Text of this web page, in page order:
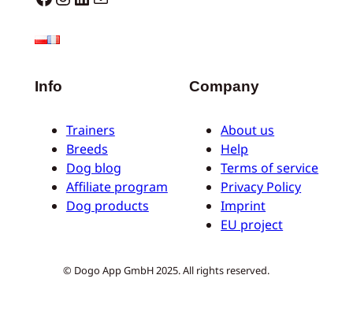
Info
Trainers
Breeds
Dog blog
Affiliate program
Dog products
Company
About us
Help
Terms of service
Privacy Policy
Imprint
EU project
© Dogo App GmbH 2025. All rights reserved.